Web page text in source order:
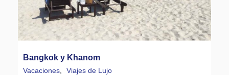
Bangkok y Khanom
Vacaciones
Viajes de Lujo